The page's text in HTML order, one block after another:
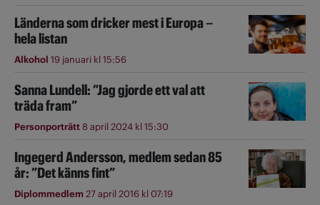
Länderna som dricker mest i Europa –
hela listan
Alkohol 19 januari kl 15:56
Sanna Lundell: ”Jag gjorde ett val att
träda fram”
Personporträtt8 april 2024 kl 15:30
Ingegerd Andersson, medlem sedan 85
år: ”Det känns fint”
Diplommedlem27 april 2016 kl 07:19